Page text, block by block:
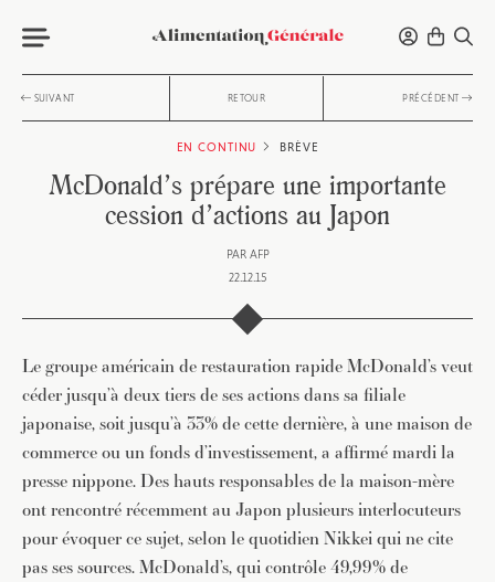
SUIVANT RETOUR PRÉCÉDENT
EN CONTINU BRÈVE
McDonald’s prépare une importante
cession d’actions au Japon
PAR AFP
22.12.15
Le groupe américain de restauration rapide McDonald’s veut
céder jusqu’à deux tiers de ses actions dans sa filiale
japonaise, soit jusqu’à 33% de cette dernière, à une maison de
commerce ou un fonds d’investissement, a affirmé mardi la
presse nippone. Des hauts responsables de la maison-mère
ont rencontré récemment au Japon plusieurs interlocuteurs
pour évoquer ce sujet, selon le quotidien Nikkei qui ne cite
pas ses sources. McDonald’s, qui contrôle 49,99% de